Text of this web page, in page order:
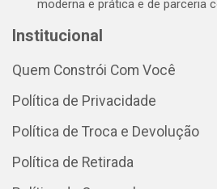
moderna e prática e de parceria
Institucional
Quem Constrói Com Você
Política de Privacidade
Política de Troca e Devolução
Política de Retirada